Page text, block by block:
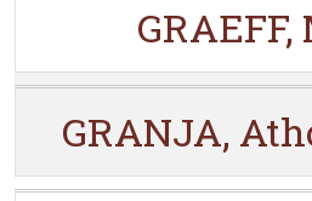
GRANJA,